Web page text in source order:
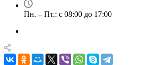
Пн. – Пт.: с 08:00 до 17:00